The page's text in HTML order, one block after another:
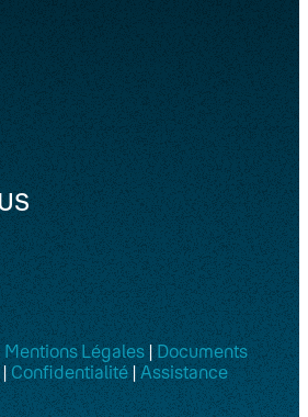
Mentions Légales|Documents
|Confidentialité|Assistance